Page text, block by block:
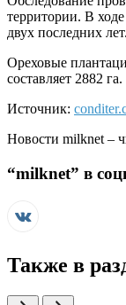
территории. В
двух последних
Ореховые
составляет 2882 га.
Источник:
Новости milknet –
“milknet” в
Также в